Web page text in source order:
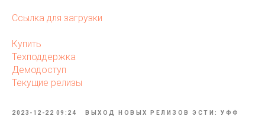
Ссылка для загрузки
Купить
Техподдержка
Демодоступ
Текущие релизы
2023-12-22 09:24 ВЫХОД НОВЫХ РЕЛИЗОВ ЭСТИ: УФФ